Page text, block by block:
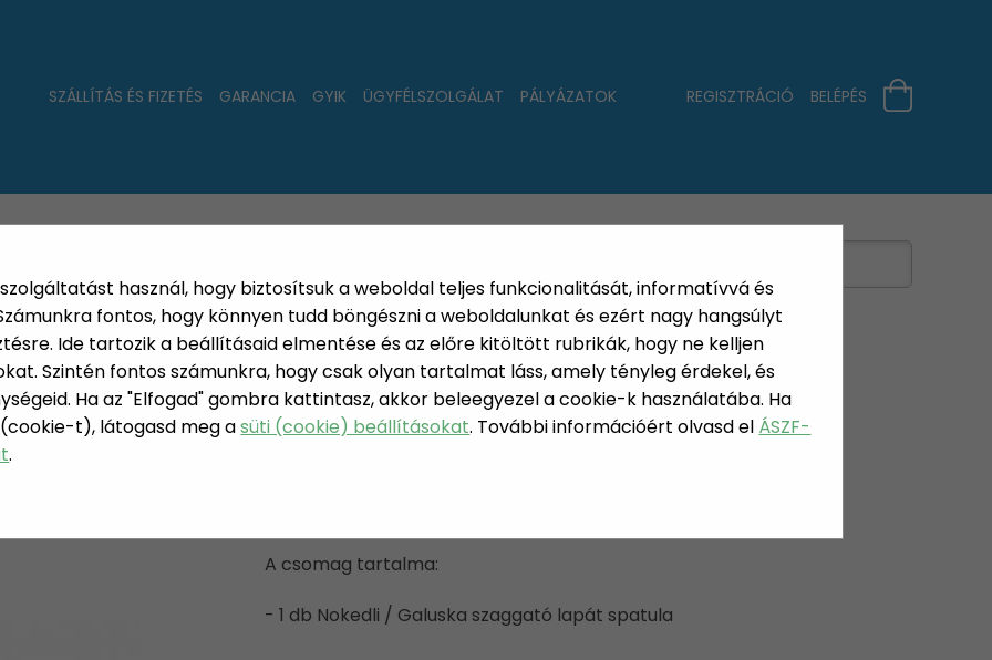
használ, hogy biztosítsuk a weboldal teljes funkcionalitását, informatívvá és
fontos, hogy könnyen tudd böngészni a weboldalunkat és ezért nagy hangsúlyt
Ide tartozik a beállításaid elmentése és az előre kitöltött rubrikák, hogy ne kelljen
Szintén fontos számunkra, hogy csak olyan tartalmat láss, amely tényleg érdekel, és
Ha az "Elfogad" gombra kattintasz, akkor beleegyezel a cookie-k használatába. Ha
(cookie-t), látogasd meg asüti (cookie) beállításokat. További információért olvasd el ÁSZF-
.
SZÁLLÍTÁS ÉS FIZETÉS GARANCIA GYIK ÜGYFÉLSZOLGÁLAT PÁLYÁZATOK REGISZTRÁCIÓ BELÉPÉS
PÁRSZÁZAS
/ Galuska szaggató lapát spatula
NOKEDLI / GALUSKA
A csomag tartalma:
- 1 db Nokedli / Galuska szaggató lapát spatula